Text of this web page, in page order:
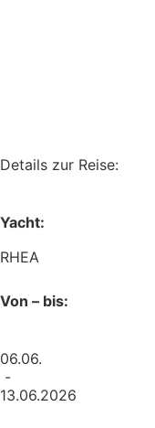
Details zur Reise:
Yacht:
RHEA
Von – bis:
06.06.
-
13.06.2026